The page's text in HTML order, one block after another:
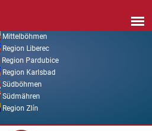
Mittelböhmen
Region Liberec
Region Pardubice
Region Karlsbad
Südböhmen
Südmähren
Region Zlín